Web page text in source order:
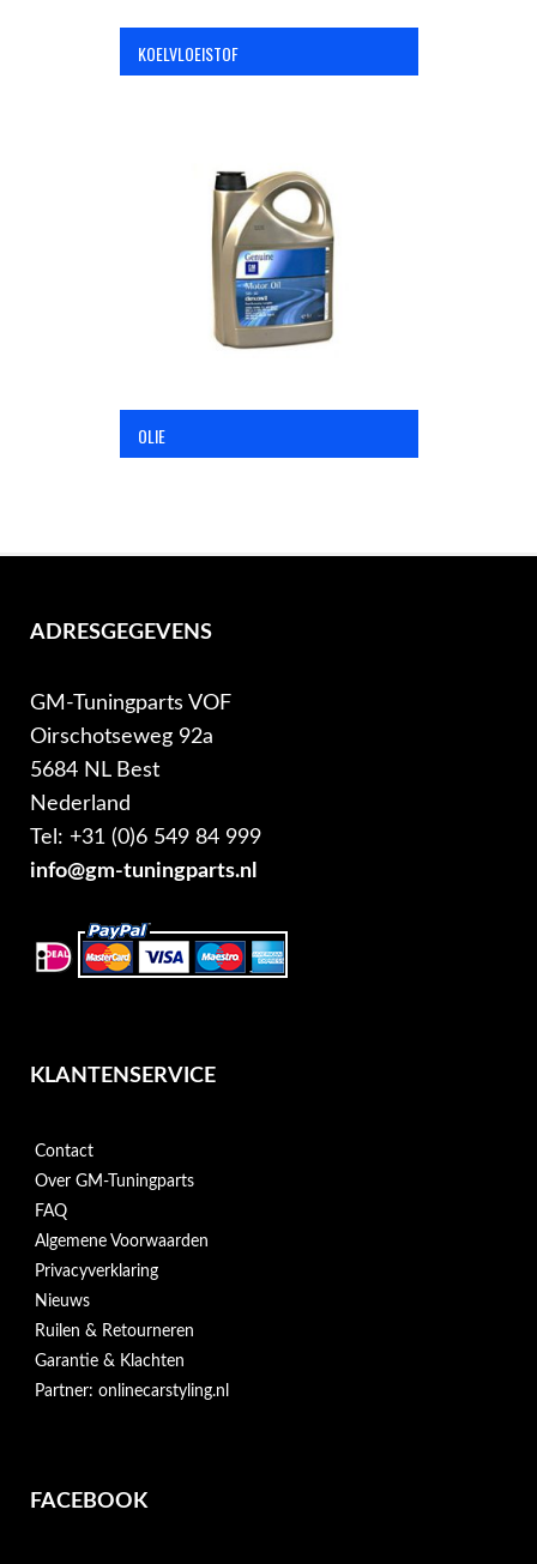
KOELVLOEISTOF
OLIE
ADRESGEGEVENS
GM-Tuningparts VOF
Oirschotseweg 92a
5684 NL Best
Nederland
Tel: +31 (0)6 549 84 999
info@gm-tuningparts.nl
KLANTENSERVICE
Contact
Over GM-Tuningparts
FAQ
Algemene Voorwaarden
Privacyverklaring
Nieuws
Ruilen & Retourneren
Garantie & Klachten
Partner: onlinecarstyling.nl
FACEBOOK